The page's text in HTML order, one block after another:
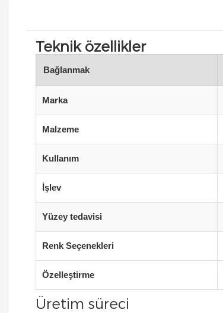
Teknik özellikler
Bağlanmak
Marka
Malzeme
Kullanım
İşlev
Yüzey tedavisi
Renk Seçenekleri
Özelleştirme
Üretim süreci